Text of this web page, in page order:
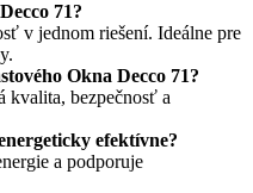
71?
v jednom riešení. Ideálne pre
Okna Decco 71?
kvalita, bezpečnosť a
efektívne?
a podporuje